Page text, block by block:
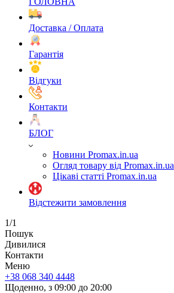
Доставка / Оплата
Гарантія
Відгуки
Контакти
БЛОГ
Новини Promax.in.ua
Огляд товару від Promax.in.ua
Цікаві статті Promax.in.ua
Відстежити замовлення
1/1
Пошук
Дивилися
Контакти
Меню
+38 068 340 4448
Щоденно, з 09:00 до 20:00